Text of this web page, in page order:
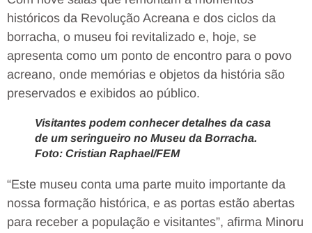
históricos da Revolução Acreana e dos ciclos da
borracha, o museu foi revitalizado e, hoje, se
apresenta como um ponto de encontro para o povo
acreano, onde memórias e objetos da história são
preservados e exibidos ao público.
Visitantes podem conhecer detalhes da casa
de um seringueiro no Museu da Borracha.
Foto: Cristian Raphael/FEM
“Este museu conta uma parte muito importante da
nossa formação histórica, e as portas estão abertas
para receber a população e visitantes”, afirma Minoru